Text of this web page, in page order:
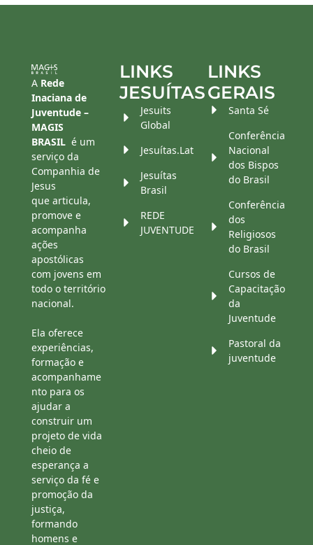
A Rede
Inaciana de
Juventude –
MAGIS
BRASIL é um
serviço da
Companhia de
Jesus
que articula,
promove e
acompanha
ações
apostólicas
com jovens em
todo o território
nacional.
Ela oferece
experiências,
formação e
acompanhame
nto para os
ajudar a
construir um
projeto de vida
cheio de
esperança a
serviço da fé e
promoção da
justiça,
formando
homens e
LINKS
JESUÍTAS
Jesuits
Global
Jesuítas.Lat
Jesuítas
Brasil
REDE
JUVENTUDE
LINKS
GERAIS
Santa Sé
Conferência
Nacional
dos Bispos
do Brasil
Conferência
dos
Religiosos
do Brasil
Cursos de
Capacitação
da
Juventude
Pastoral da
juventude